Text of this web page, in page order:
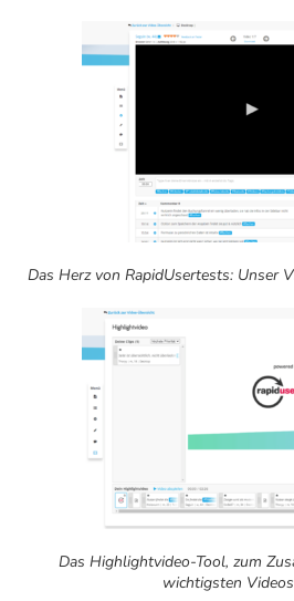
Das Herz von RapidUsertests: Unser
Das Highlightvideo-Tool, zum
wichtigsten